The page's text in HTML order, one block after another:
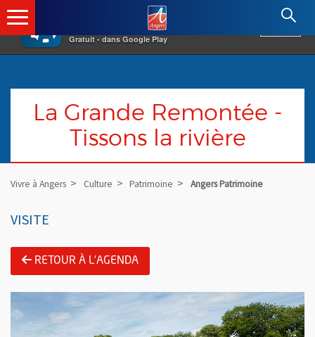
×
Gratuit - dans Google Play
Angers.fr : Retour à l'accueil
La Grande Remontée -
Tissons la rivière
Vivre à Angers Culture Patrimoine Angers Patrimoine
VISITE
RETOUR À L'AGENDA